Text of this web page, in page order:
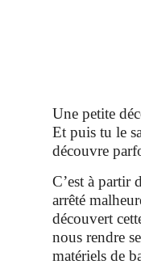
Une petite
Et puis tu le
découvre
C’est à partir
arrêté
découvert
nous rendre
matériels de